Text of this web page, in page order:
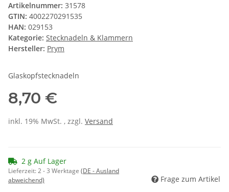
Artikelnummer: 31578
GTIN: 4002270291535
HAN: 029153
Kategorie: Stecknadeln & Klammern
Hersteller: Prym
Glaskopfstecknadeln
8,70 €
inkl. 19% MwSt. , zzgl. Versand
2 g Auf Lager
Lieferzeit:2 - 3 Werktage (DE - Ausland
abweichend)
Frage zum Artikel